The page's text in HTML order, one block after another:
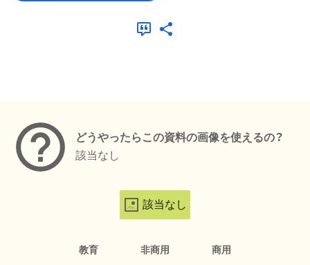
どうやったらこの資料の画像を使えるの？
該当なし
該当なし
教育 非商用 商用